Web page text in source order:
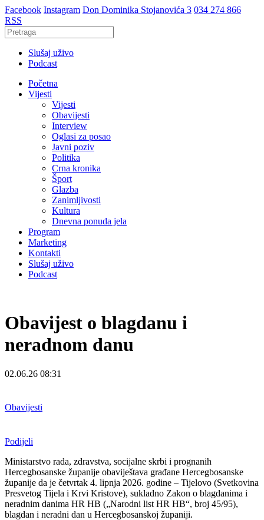
Facebook Instagram Don Dominika Stojanovića 3 034 274 866
RSS
Slušaj uživo
Podcast
Početna
Vijesti
Vijesti
Obavijesti
Interview
Oglasi za posao
Javni poziv
Politika
Crna kronika
Šport
Glazba
Zanimljivosti
Kultura
Dnevna ponuda jela
Program
Marketing
Kontakti
Slušaj uživo
Podcast
Obavijest o blagdanu i
neradnom danu
02.06.26 08:31
Obavijesti
Podijeli
Ministarstvo rada, zdravstva, socijalne skrbi i prognanih
Hercegbosanske županije obaviještava građane Hercegbosanske
županije da je četvrtak 4. lipnja 2026. godine – Tijelovo (Svetkovina
Presvetog Tijela i Krvi Kristove), sukladno Zakon o blagdanima i
neradnim danima HR HB („Narodni list HR HB“, broj 45/95),
blagdan i neradni dan u Hercegbosanskoj županiji.